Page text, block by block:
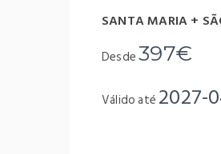
SANTA MARIA +
Desde397€
Válido até 2027-